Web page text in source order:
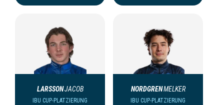
LARSSONJACOB
IBU CUP-PLATZIERUNG
NORDGRENMELKER
IBU CUP-PLATZIERUNG